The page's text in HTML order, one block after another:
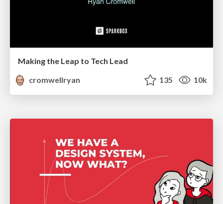
Making the Leap to Tech Lead
cromwellryan
135 10k